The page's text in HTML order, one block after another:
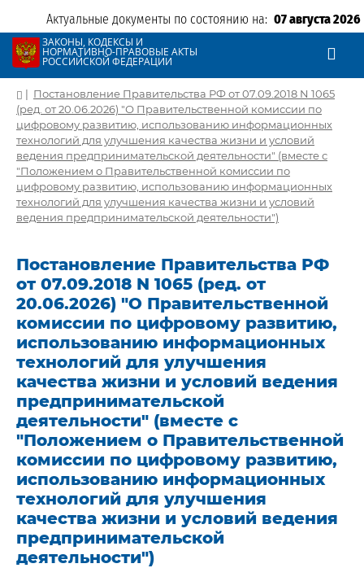
Актуальные документы по состоянию на: 07 августа 2026
ЗАКОНЫ, КОДЕКСЫ И
НОРМАТИВНО-ПРАВОВЫЕ АКТЫ
РОССИЙСКОЙ ФЕДЕРАЦИИ
| Постановление Правительства РФ от 07.09.2018 N 1065
(ред. от 20.06.2026) "О Правительственной комиссии по
цифровому развитию, использованию информационных
технологий для улучшения качества жизни и условий
ведения предпринимательской деятельности" (вместе с
"Положением о Правительственной комиссии по
цифровому развитию, использованию информационных
технологий для улучшения качества жизни и условий
ведения предпринимательской деятельности")
Постановление Правительства РФ
от 07.09.2018 N 1065 (ред. от
20.06.2026) "О Правительственной
комиссии по цифровому развитию,
использованию информационных
технологий для улучшения
качества жизни и условий ведения
предпринимательской
деятельности" (вместе с
"Положением о Правительственной
комиссии по цифровому развитию,
использованию информационных
технологий для улучшения
качества жизни и условий ведения
предпринимательской
деятельности")